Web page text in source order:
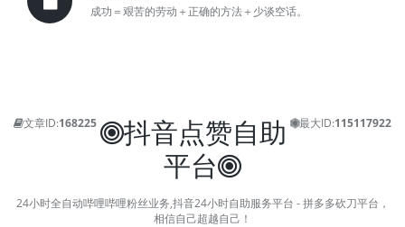
成功＝艰苦的劳动＋正确的方法＋少谈空话。
文章ID:168225 最大ID:115117922
抖音点赞自助
平台
24小时全自动哔哩哔哩粉丝业务,抖音24小时自助服务平台 - 拼多多砍刀平台，
相信自己超越自己！